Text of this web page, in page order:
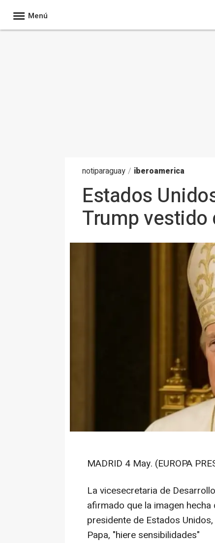
Menú
notiparaguay / iberoamerica
Estados
Trump vestido
MADRID 4 May. (EUROPA
La vicesecretaria de
afirmado que la imagen
presidente de Estados
Papa, "hiere sensibilidades"